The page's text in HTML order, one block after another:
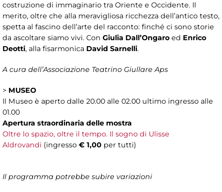
costruzione di immaginario tra Oriente e Occidente. Il
merito, oltre che alla meravigliosa ricchezza dell’antico testo,
spetta al fascino dell’arte del racconto: finché ci sono storie
da ascoltare siamo vivi. Con Giulia Dall’Ongaro ed Enrico
Deotti, alla fisarmonica David Sarnelli.
A cura dell’Associazione Teatrino Giullare Aps
> MUSEO
Il Museo è aperto dalle 20.00 alle 02.00 ultimo ingresso alle
01.00
Apertura straordinaria delle mostra
Oltre lo spazio, oltre il tempo. Il sogno di Ulisse
Aldrovandi (ingresso € 1,00 per tutti)
Il programma potrebbe subire variazioni